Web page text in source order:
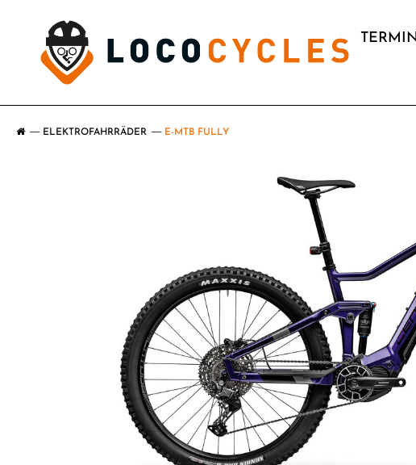
ELEKTROFAHRRÄDER E-MTB FULLY